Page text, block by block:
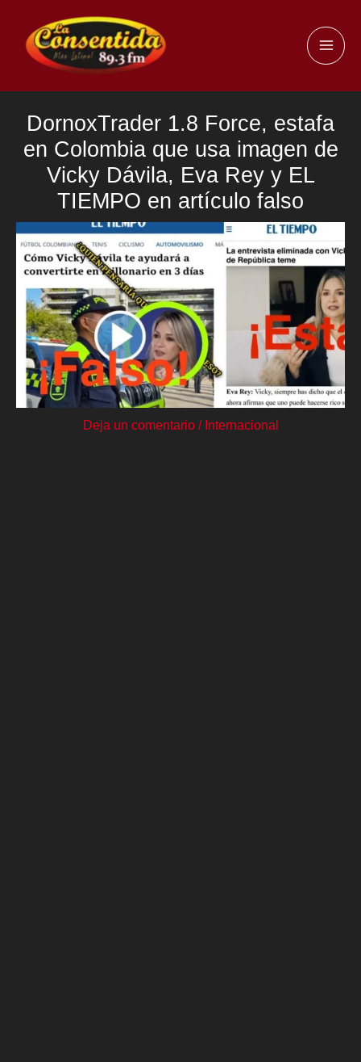
contenido
DornoxTrader 1.8 Force, estafa
en Colombia que usa imagen de
Vicky Dávila, Eva Rey y EL
TIEMPO en artículo falso
Deja un comentario / Internacional